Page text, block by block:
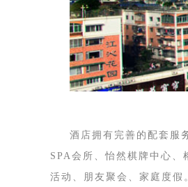
酒店拥有完善的配套服
SPA会所、怡然棋牌中心
活动、朋友聚会、家庭度假